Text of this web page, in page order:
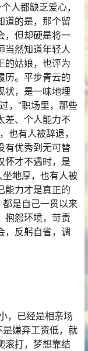
人都缺乏爱心，
道的是，那个留
，但却硬是将一
当然知道年轻人
的姑娘，也评为
历。平步青云的
状，是一味地埋
，“职场里，那些
差、个人能力不
也有人被辞退，
有优秀到无可替
怀才不遇时，是
坐地厚，也有人被
能力才是真正的
都是自己一贯以来
抱怨环境，苛责
，反躬自省，调
，已经是相亲场
是嫌弃工资低，就
滚打，梦想靠结